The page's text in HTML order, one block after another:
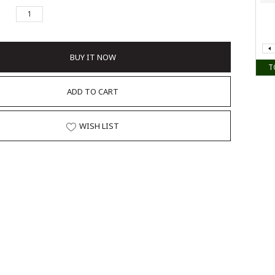
BUY IT NOW
ADD TO CART
WISH LIST